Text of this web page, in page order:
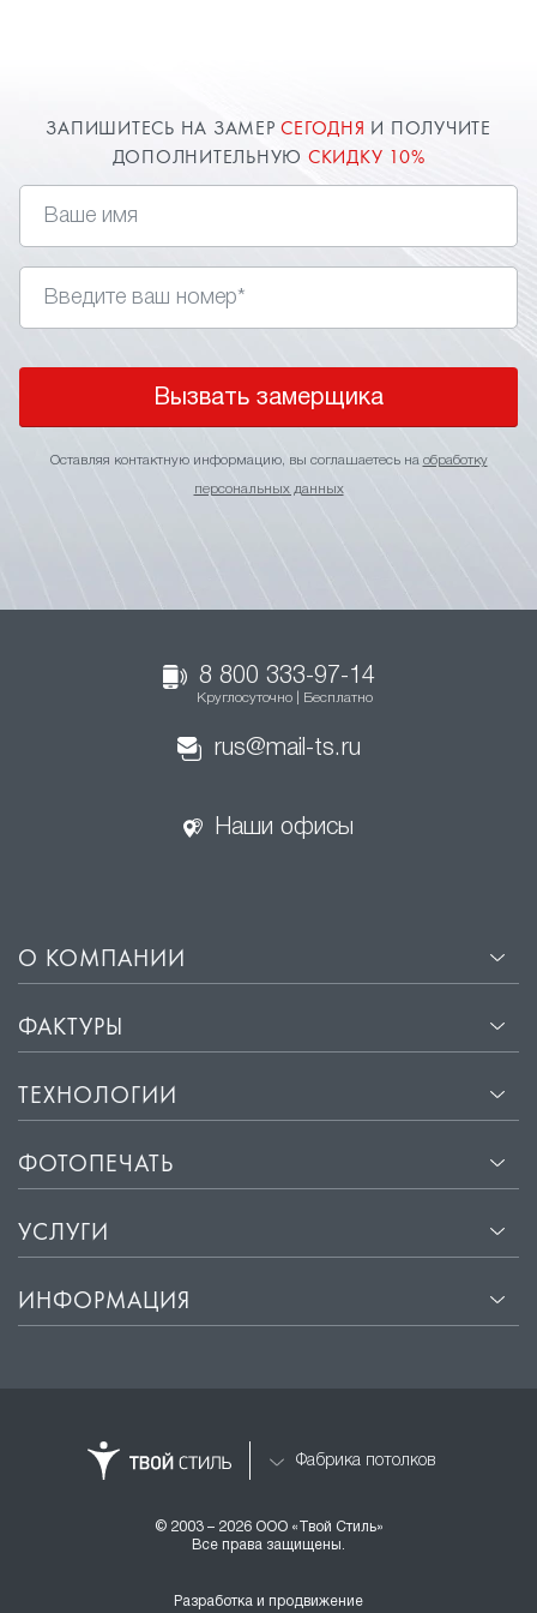
ЗАПИШИТЕСЬ НА ЗАМЕРСЕГОДНЯ И ПОЛУЧИТЕ
ДОПОЛНИТЕЛЬНУЮ СКИДКУ 10%
Вызвать замерщика
Оставляя контактную информацию, вы соглашаетесь на обработку
персональных данных
8 800 333-97-14
Круглосуточно | Бесплатно
rus@mail-ts.ru
Наши офисы
О КОМПАНИИ
ФАКТУРЫ
ТЕХНОЛОГИИ
ФОТОПЕЧАТЬ
УСЛУГИ
ИНФОРМАЦИЯ
Фабрика потолков
© 2003 – 2026 ООО «Твой Стиль»
Все права защищены.
Разработка и продвижение